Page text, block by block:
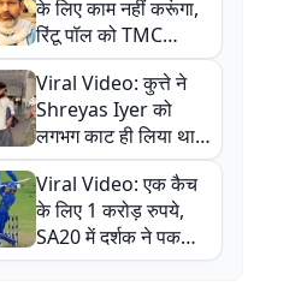
के लिए काम नहीं करूंगा,
रिंटू पॉल को TMC
ऑफिस में ले जाकर पीटा,
Video वायरल
Viral Video: कुत्ते ने
Shreyas Iyer को
लगभग काट ही लिया था,
न्यूजीलैंड सीरीज से पहले
बाल-बाल बचे
Viral Video: एक कैच
के लिए 1 करोड़ रुपये,
SA20 में दर्शक ने पकड़ा
एक हाथ से गजब का कैच